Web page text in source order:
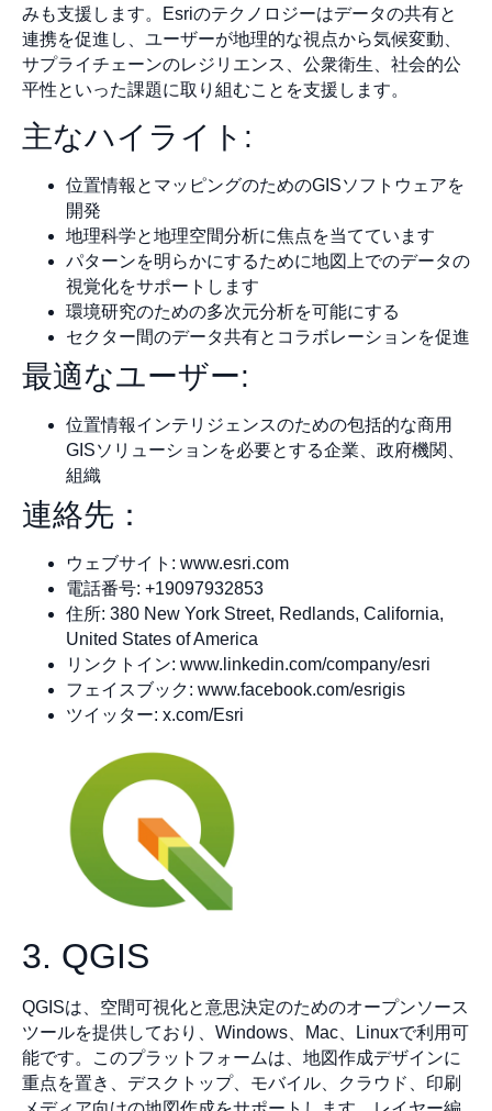
みも支援します。Esriのテクノロジーはデータの共有と
連携を促進し、ユーザーが地理的な視点から気候変動、
サプライチェーンのレジリエンス、公衆衛生、社会的公
平性といった課題に取り組むことを支援します。
主なハイライト:
位置情報とマッピングのためのGISソフトウェアを
開発
地理科学と地理空間分析に焦点を当てています
パターンを明らかにするために地図上でのデータの
視覚化をサポートします
環境研究のための多次元分析を可能にする
セクター間のデータ共有とコラボレーションを促進
最適なユーザー:
位置情報インテリジェンスのための包括的な商用
GISソリューションを必要とする企業、政府機関、
組織
連絡先：
ウェブサイト: www.esri.com
電話番号: +19097932853
住所: 380 New York Street, Redlands, California,
United States of America
リンクトイン: www.linkedin.com/company/esri
フェイスブック: www.facebook.com/esrigis
ツイッター: x.com/Esri
3. QGIS
QGISは、空間可視化と意思決定のためのオープンソース
ツールを提供しており、Windows、Mac、Linuxで利用可
能です。このプラットフォームは、地図作成デザインに
重点を置き、デスクトップ、モバイル、クラウド、印刷